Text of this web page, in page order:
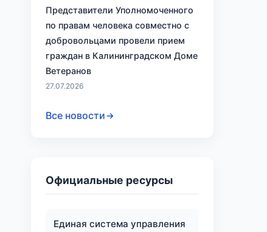
Представители Уполномоченного
по правам человека совместно с
добровольцами провели прием
граждан в Калининградском Доме
Ветеранов
27.07.2026
Все новости
Официальные ресурсы
Единая система управления